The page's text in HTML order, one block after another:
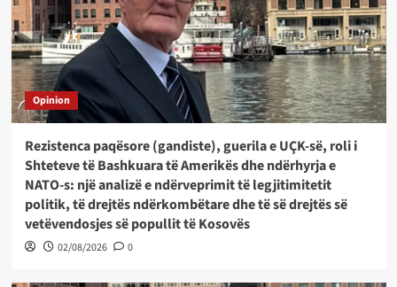
Opinion
Rezistenca paqësore (gandiste), guerila e UÇK-së, roli i
Shteteve të Bashkuara të Amerikës dhe ndërhyrja e
NATO-s: një analizë e ndërveprimit të legjitimitetit
politik, të drejtës ndërkombëtare dhe të së drejtës së
vetëvendosjes së popullit të Kosovës
02/08/2026 0